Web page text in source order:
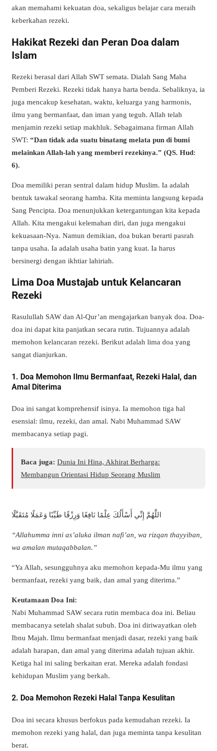
akan memahami kekuatan doa, sekaligus belajar cara meraih
keberkahan rezeki.
Hakikat Rezeki dan Peran Doa dalam
Islam
Rezeki berasal dari Allah SWT semata. Dialah Sang Maha
Pemberi Rezeki. Rezeki tidak hanya harta benda. Sebaliknya, ia
juga mencakup kesehatan, waktu, keluarga yang harmonis,
ilmu yang bermanfaat, dan iman yang teguh. Allah telah
menjamin rezeki setiap makhluk. Sebagaimana firman Allah
SWT: “Dan tidak ada suatu binatang melata pun di bumi
melainkan Allah-lah yang memberi rezekinya.” (QS. Hud:
6).
Doa memiliki peran sentral dalam hidup Muslim. Ia adalah
bentuk tawakal seorang hamba. Kita meminta langsung kepada
Sang Pencipta. Doa menunjukkan ketergantungan kita kepada
Allah. Kita mengakui kelemahan diri, dan juga mengakui
kekuasaan-Nya. Namun demikian, doa bukan berarti pasrah
tanpa usaha. Ia adalah usaha batin yang kuat. Ia harus
bersinergi dengan ikhtiar lahiriah.
Lima Doa Mustajab untuk Kelancaran
Rezeki
Rasulullah SAW dan Al-Qur’an mengajarkan banyak doa. Doa-
doa ini dapat kita panjatkan secara rutin. Tujuannya adalah
memohon kelancaran rezeki. Berikut adalah lima doa yang
sangat dianjurkan.
1. Doa Memohon Ilmu Bermanfaat, Rezeki Halal, dan
Amal Diterima
Doa ini sangat komprehensif isinya. Ia memohon tiga hal
esensial: ilmu, rezeki, dan amal. Nabi Muhammad SAW
membacanya setiap pagi.
Baca juga: Dunia Ini Hina, Akhirat Berharga:
Membangun Orientasi Hidup Seorang Muslim
اللَّهُمَّ إِنِّي أَسْأَلُكَ عِلْمًا نَافِعًا وَرِزْقًا طَيِّبًا وَعَمَلًا مُتَقَبَّلًا
“Allahumma inni as’aluka ilman nafi’an, wa rizqan thayyiban,
wa amalan mutaqabbalan.”
“Ya Allah, sesungguhnya aku memohon kepada-Mu ilmu yang
bermanfaat, rezeki yang baik, dan amal yang diterima.”
Keutamaan Doa Ini:
Nabi Muhammad SAW secara rutin membaca doa ini. Beliau
membacanya setelah shalat subuh. Doa ini diriwayatkan oleh
Ibnu Majah. Ilmu bermanfaat menjadi dasar, rezeki yang baik
adalah harapan, dan amal yang diterima adalah tujuan akhir.
Ketiga hal ini saling berkaitan erat. Mereka adalah fondasi
kehidupan Muslim yang berkah.
2. Doa Memohon Rezeki Halal Tanpa Kesulitan
Doa ini secara khusus berfokus pada kemudahan rezeki. Ia
memohon rezeki yang halal, dan juga meminta tanpa kesulitan
berat.